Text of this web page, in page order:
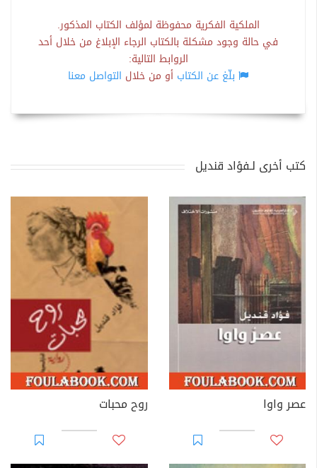
الملكية الفكرية محفوظة لمؤلف الكتاب المذكور.
في حالة وجود مشكلة بالكتاب الرجاء الإبلاغ من خلال أحد
الروابط التالية:
بلّغ عن الكتاب أو من خلال التواصل معنا
كتب أخرى لـفؤاد قنديل
عصر واوا روح محبات